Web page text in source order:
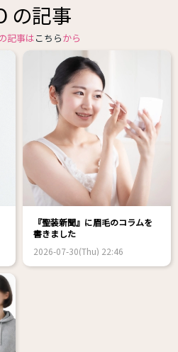
の記事
記事はこちらから
『聖装新聞』に眉毛のコラムを
書きました
2026-07-30(Thu) 22:46